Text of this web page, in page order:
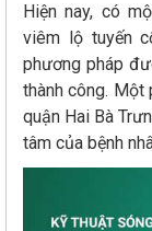
Hiện nay, có
viêm lộ tuyến
phương pháp
thành công. Một
quận Hai Bà
tâm của bệnh